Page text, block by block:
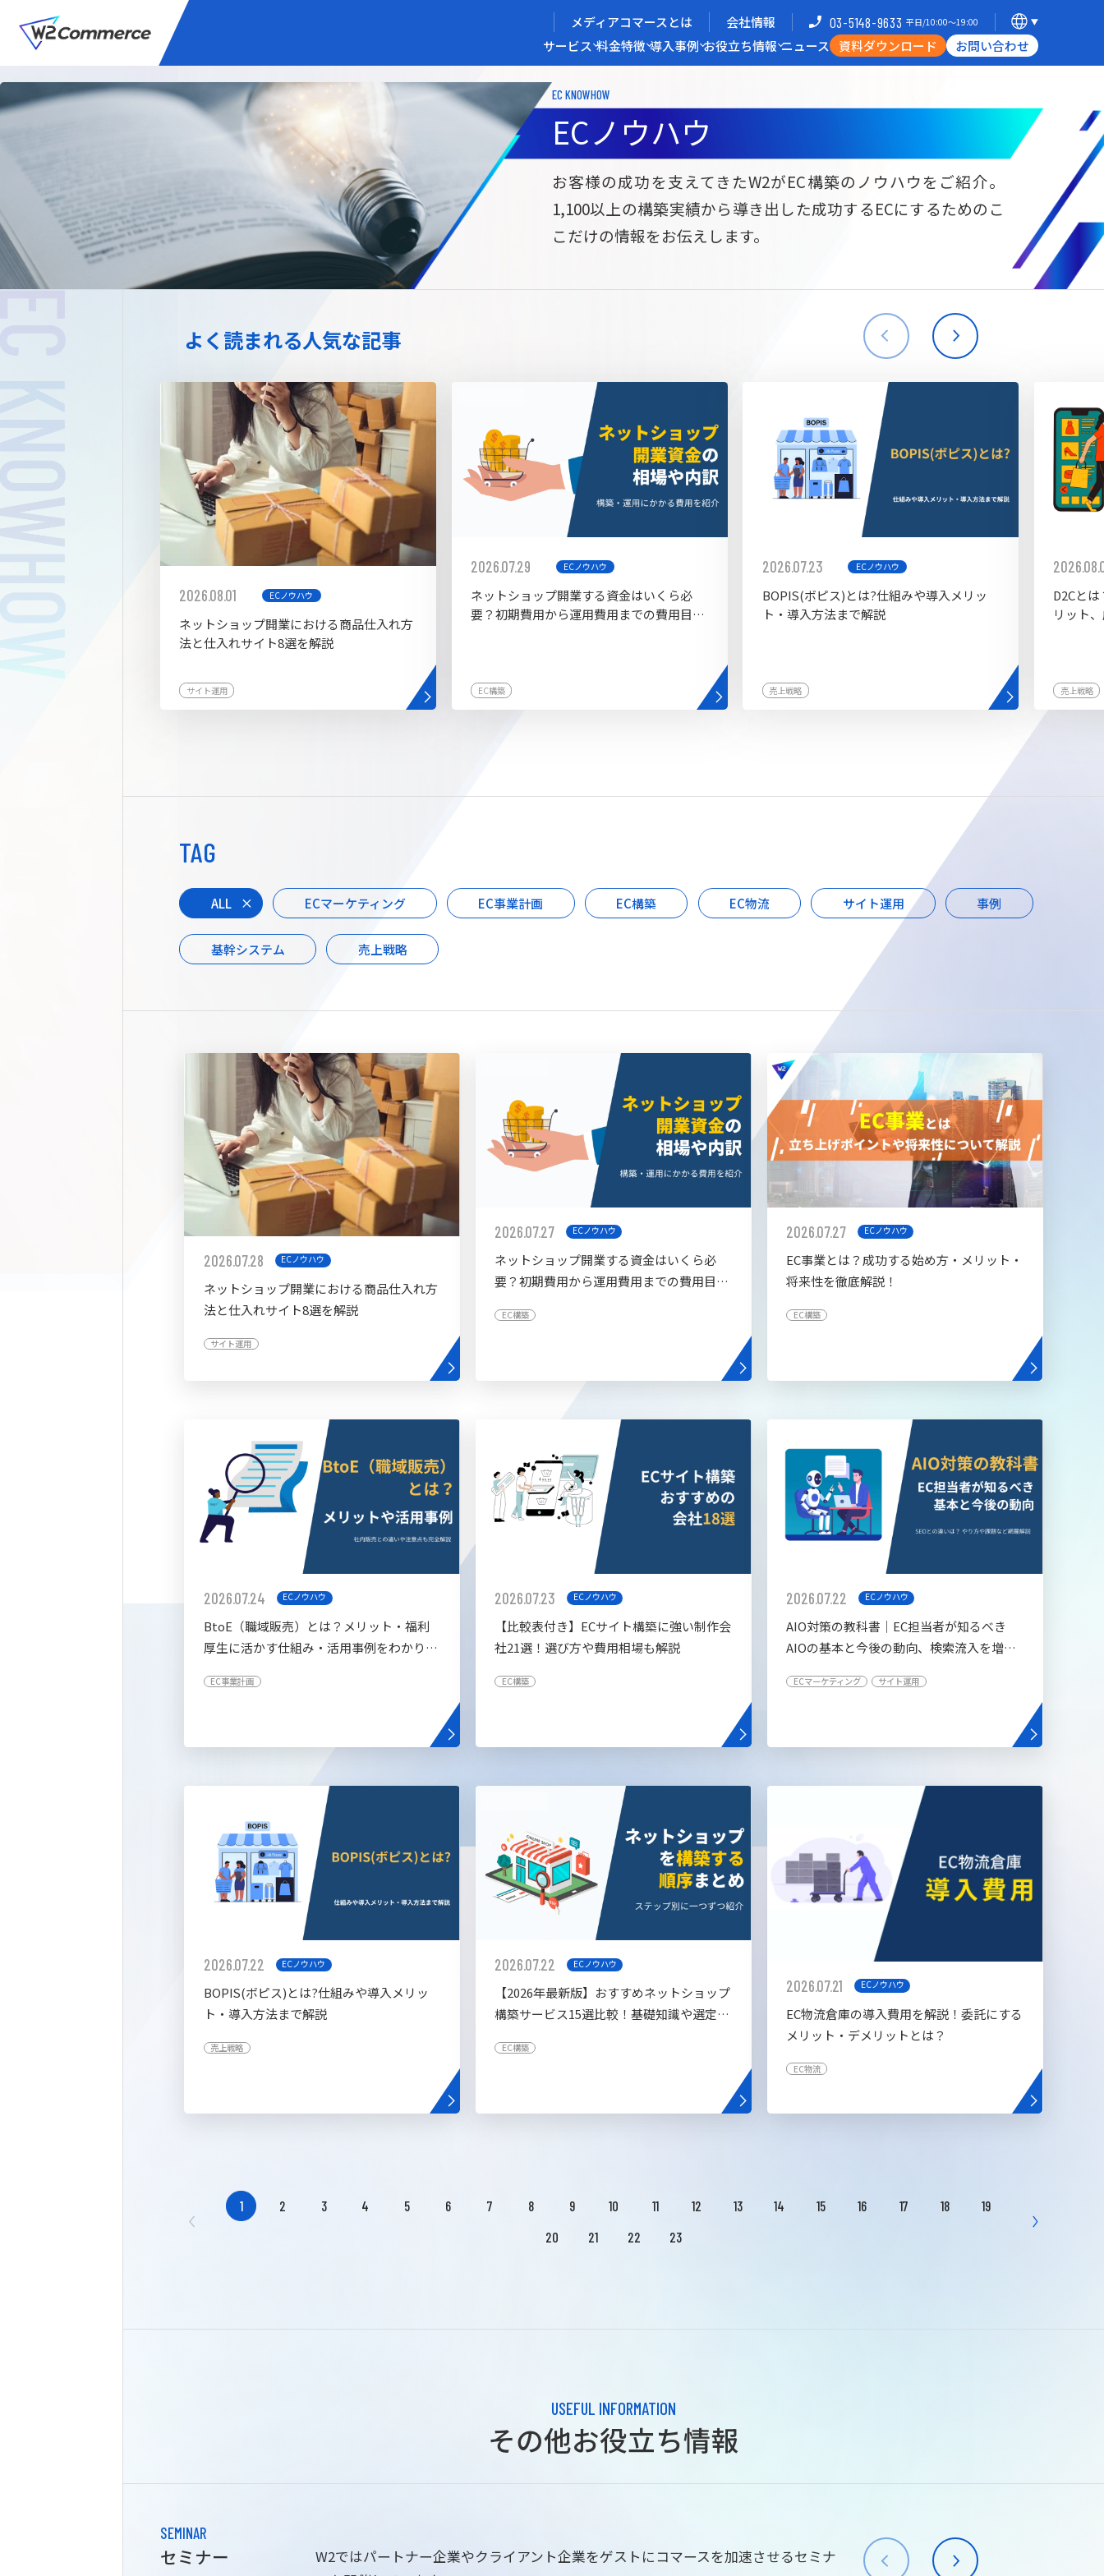
メディアコマースとは 会社情報 03-5148-9633 平日/10:00〜19:00
サービス 料金特徴 導入事例 お役立ち情報 ニュース 資料ダウンロード お問い合わせ
メディアコマースを実現する
サービス
BtoC向けECサイト構築
W2Commerce
Unified
サブスク/定期通販ECサイト構築
Commerce
BtoB向けECサイト構築
W2Commerce
海外進出・現地ECサイト構築
拡張プラグイン一覧 AIカスタマイズ開発 AI buddy
メディアコマースとは 選ばれる理由 開発力/支援体制
導入企業インタビュー
お役立ち資料
EC KNOWHOW
ECノウハウ
お客様の成功を支えてきたW2がEC構築のノウハウをご紹介。
1,100以上の構築実績から導き出した成功するECにするためのこ
こだけの情報をお伝えします。
よく読まれる人気な記事
2026.08.01 ECノウハウ
ネットショップ開業における商品仕入れ方
法と仕入れサイト8選を解説
サイト運用
2026.07.29 ECノウハウ
ネットショップ開業する資金はいくら必
要？初期費用から運用費用までの費用目安
EC構築
2026.07.23 ECノウハウ
BOPIS(ボピス)とは?仕組みや導入メリッ
ト・導入方法まで解説
売上戦略
D2Cと
リット
売上戦略
TAG
ALL ECマーケティング EC事業計画 EC構築 EC物流 サイト運用 事例
基幹システム 売上戦略
2026.07.28 ECノウハウ
ネットショップ開業における商品仕入れ方
法と仕入れサイト8選を解説
サイト運用
2026.07.27 ECノウハウ
ネットショップ開業する資金はいくら必
要？初期費用から運用費用までの費用目安
EC構築
2026.07.27 ECノウハウ
EC事業とは？成功する始め方・メリット・
将来性を徹底解説！
EC構築
2026.07.24 ECノウハウ
BtoE（職域販売）とは？メリット・福利
厚生に活かす仕組み・活用事例をわかりや
EC事業計画
2026.07.23 ECノウハウ
【比較表付き】ECサイト構築に強い制作会
社21選！選び方や費用相場も解説
EC構築
2026.07.22 ECノウハウ
AIO対策の教科書│EC担当者が知るべき
AIOの基本と今後の動向、検索流入を増や
ECマーケティング サイト運用
2026.07.22 ECノウハウ
BOPIS(ボピス)とは?仕組みや導入メリッ
ト・導入方法まで解説
売上戦略
2026.07.22 ECノウハウ
【2026年最新版】おすすめネットショップ
構築サービス15選比較！基礎知識や選定基
EC構築
2026.07.21 ECノウハウ
EC物流倉庫の導入費用を解説！委託にする
メリット・デメリットとは？
EC物流
1 2 3 4 5 6 7 8 9 10 11 12 13 14 15 16 17 18
19
20
21 22 23
USEFUL INFORMATION
その他お役立ち情報
SEMINAR
セミナー
W2ではパートナー企業やクライアント企業をゲストにコマースを加速させるセミナ